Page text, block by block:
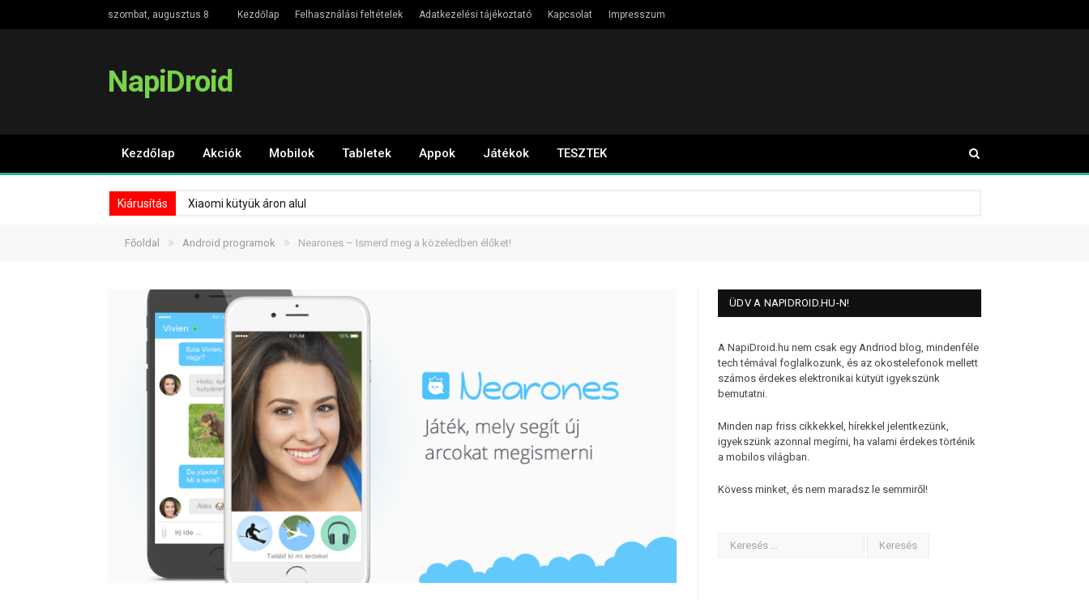
szombat, augusztus 8 Kezdőlap Felhasználási feltételek Adatkezelési tájékoztató Kapcsolat Impresszum
NapiDroid
Kezdőlap Akciók Mobilok Tabletek Appok Játékok TESZTEK
Kiárusítás Xiaomi kütyük áron alul
Főoldal » Android programok » Nearones – Ismerd meg a közeledben élőket!
ÜDV A NAPIDROID.HU-N!
A NapiDroid.hu nem csak egy Andriod blog, mindenféle
tech témával foglalkozunk, és az okostelefonok mellett
számos érdekes elektronikai kütyüt igyekszünk
bemutatni.
Minden nap friss cikkekkel, hírekkel jelentkezünk,
igyekszünk azonnal megírni, ha valami érdekes történik
a mobilos világban.
Kövess minket, és nem maradsz le semmiről!